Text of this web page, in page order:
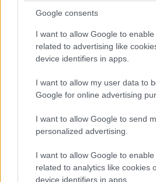
Google consents
I want to allow Google to
related to advertising like
device identifiers in apps.
I want to allow my user data to
Google for online advertising
I want to allow Google to send
personalized advertising.
I want to allow Google to
related to analytics like cookies
device identifiers in apps.
megkeresést kapnak,
tőlük, ezt a problémát
hogy szervezett keretek
felkéréseket.
Mára eljutottak oda, hogy
lehet szervezni rajtuk
politikai, és üzleti
vonni sztárokat.